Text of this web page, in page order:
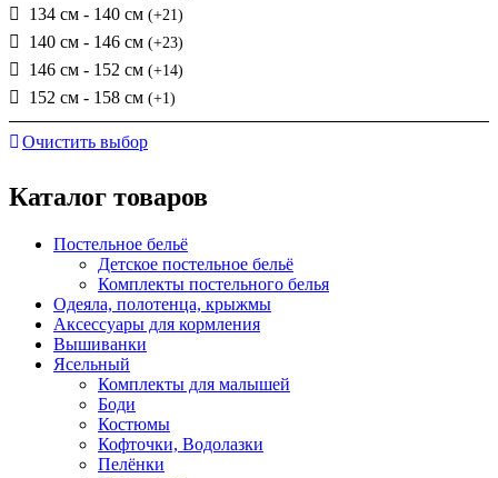
134 см - 140 см (+21)
140 см - 146 см (+23)
146 см - 152 см (+14)
152 см - 158 см (+1)
Очистить выбор
Каталог товаров
Постельное бельё
Детское постельное бельё
Комплекты постельного белья
Одеяла, полотенца, крыжмы
Аксессуары для кормления
Вышиванки
Ясельный
Комплекты для малышей
Боди
Костюмы
Кофточки, Водолазки
Пелёнки